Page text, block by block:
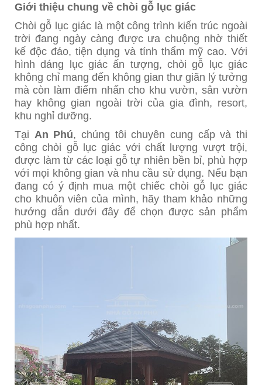
Giới thiệu chung về chòi gỗ lục giác
Chòi gỗ lục giác là một công trình kiến trúc ngoài
trời đang ngày càng được ưa chuộng nhờ thiết
kế độc đáo, tiện dụng và tính thẩm mỹ cao. Với
hình dáng lục giác ấn tượng, chòi gỗ lục giác
không chỉ mang đến không gian thư giãn lý tưởng
mà còn làm điểm nhấn cho khu vườn, sân vườn
hay không gian ngoài trời của gia đình, resort,
khu nghỉ dưỡng.
Tại An Phú, chúng tôi chuyên cung cấp và thi
công chòi gỗ lục giác với chất lượng vượt trội,
được làm từ các loại gỗ tự nhiên bền bỉ, phù hợp
với mọi không gian và nhu cầu sử dụng. Nếu bạn
đang có ý định mua một chiếc chòi gỗ lục giác
cho khuôn viên của mình, hãy tham khảo những
hướng dẫn dưới đây để chọn được sản phẩm
phù hợp nhất.